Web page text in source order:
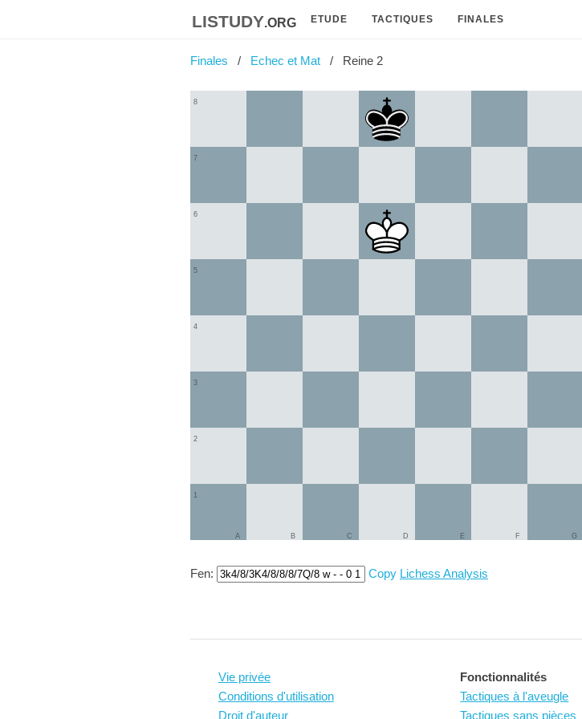
listudy.org ETUDE TACTIQUES FINALES
Finales Echec et Mat Reine 2
1
2
3
4
5
6
7
8
A B C D E F G
Fen: Copy Lichess Analysis
Vie privée
Conditions d'utilisation
Droit d'auteur
Fonctionnalités
Tactiques à l'aveugle
Tactiques sans pièces